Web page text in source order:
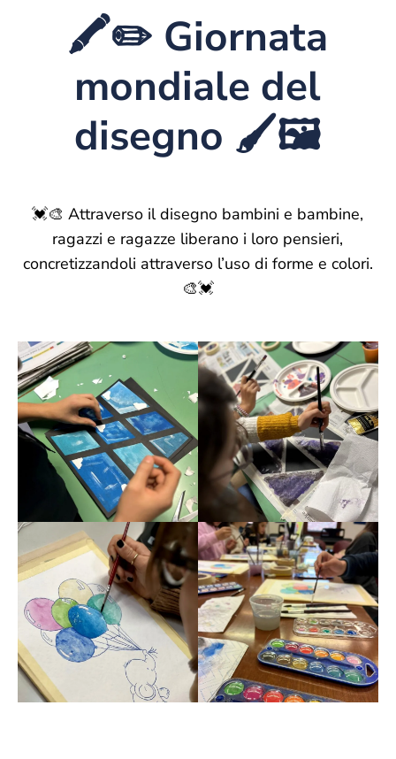
🖍️✏️ Giornata
mondiale del
disegno 🖌️🖼️
💓🎨 Attraverso il disegno bambini e bambine,
ragazzi e ragazze liberano i loro pensieri,
concretizzandoli attraverso l’uso di forme e colori.
🎨💓